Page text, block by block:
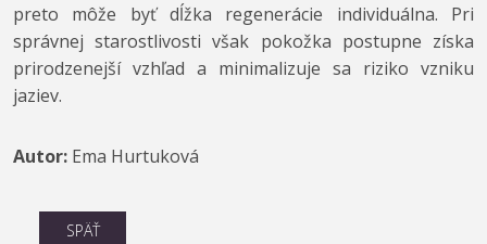
preto môže byť dĺžka regenerácie individuálna. Pri
správnej starostlivosti však pokožka postupne získa
prirodzenejší vzhľad a minimalizuje sa riziko vzniku
jaziev.
Autor: Ema Hurtuková
SPÄŤ